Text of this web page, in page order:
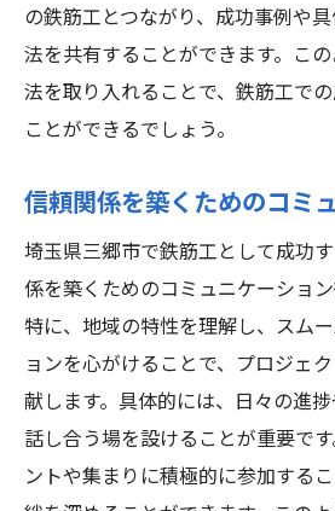
の鉄筋工とつながり、成功事例や
法を共有することができます。こ
法を取り入れることで、鉄筋工で
ことができるでしょう。
信頼関係を築くためのコミ
埼玉県三郷市で鉄筋工として成功
係を築くためのコミュニケーショ
特に、地域の特性を理解し、スム
ョンを心がけることで、プロジェ
献します。具体的には、日々の進
話し合う場を設けることが重要で
ントや集まりに積極的に参加する